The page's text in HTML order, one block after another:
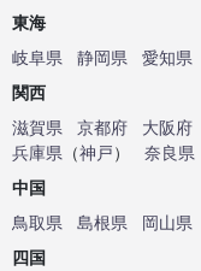
東海
岐阜県
静岡県 愛知県
関西
滋賀県
京都府 大阪府
兵庫県 （神戸） 奈良県
中国
鳥取県
島根県 岡山県
四国